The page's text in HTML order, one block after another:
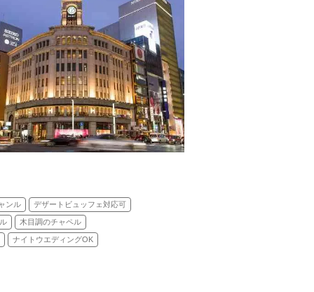
ンル デザートビュッフェ対応可
木目調のチャペル
ナイトウエディングOK